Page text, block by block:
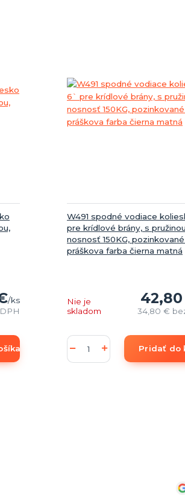
/ks
W491 spodné vodiace
pre krídlové brány, s
nosnosť 150KG,
práškova farba čierna matná
34,80 €
Nie je
skladom
Pridať do